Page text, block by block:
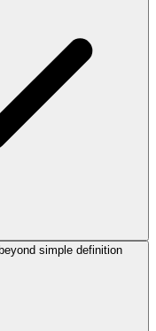
simple definition